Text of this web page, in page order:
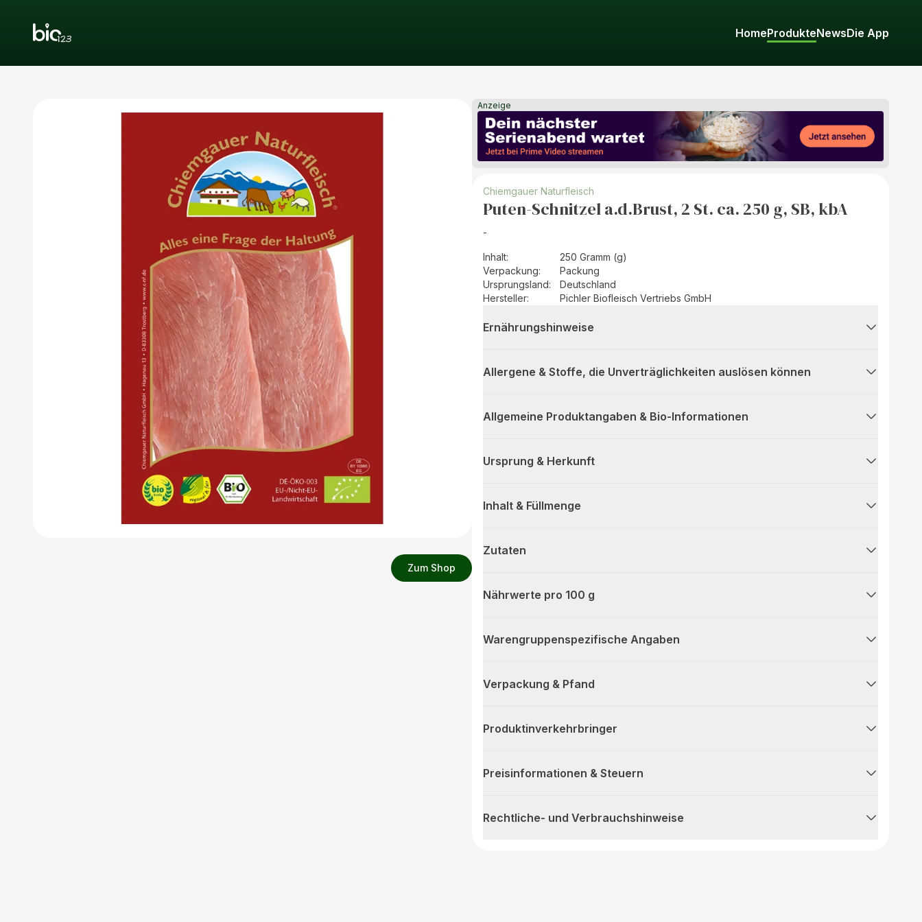
HomeProdukteNewsDie App
Zum Shop
Anzeige
Chiemgauer Naturfleisch
Puten-Schnitzel a.d.Brust, 2 St. ca. 250 g, SB, kbA
-
Inhalt:
250 Gramm (g)
Verpackung:
Packung
Ursprungsland:
Deutschland
Hersteller: Pichler Biofleisch Vertriebs GmbH
Ernährungshinweise
Allergene & Stoffe, die Unverträglichkeiten auslösen können
Allgemeine Produktangaben & Bio-Informationen
Ursprung & Herkunft
Inhalt & Füllmenge
Zutaten
Nährwerte pro 100 g
Warengruppenspezifische Angaben
Verpackung & Pfand
Produktinverkehrbringer
Preisinformationen & Steuern
Rechtliche- und Verbrauchshinweise